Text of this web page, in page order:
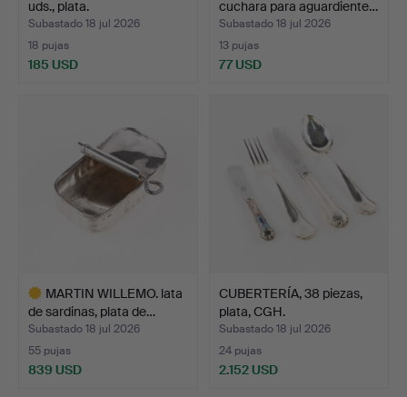
uds., plata.
Subastado 18 jul 2026
18 pujas
185 USD
cuchara para aguardiente…
Subastado 18 jul 2026
13 pujas
77 USD
MARTIN WILLEMO. lata
de sardinas, plata de…
Subastado 18 jul 2026
55 pujas
839 USD
CUBERTERÍA, 38 piezas,
plata, CGH.
Subastado 18 jul 2026
24 pujas
2.152 USD